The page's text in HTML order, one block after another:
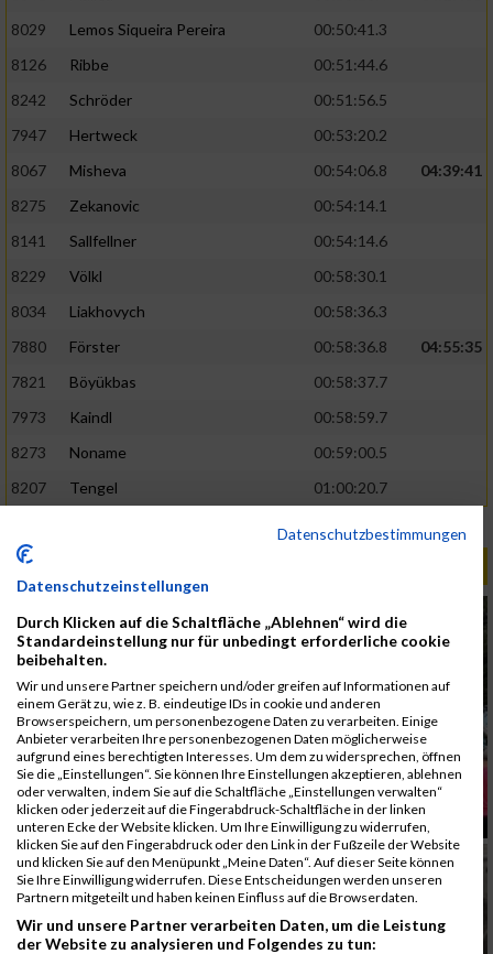
8029
Lemos Siqueira Pereira
00:50:41.3
8126
Ribbe
00:51:44.6
8242
Schröder
00:51:56.5
7947
Hertweck
00:53:20.2
8067
Misheva 00:54:06.8
04:39:41
8275
Zekanovic
00:54:14.1
8141
Sallfellner
00:54:14.6
8229
Völkl
00:58:30.1
8034
Liakhovych
00:58:36.3
7880
Förster 00:58:36.8
04:55:35
7821
Böyükbas
00:58:37.7
7973
Kaindl
00:58:59.7
8273
Noname
00:59:00.5
8207
Tengel
01:00:20.7
ALBUM B2RUN MÜNCHEN / 15.07.2026
Datenschutzbestimmungen
Datenschutzeinstellungen
Durch Klicken auf die Schaltfläche „Ablehnen“ wird die
Standardeinstellung nur für unbedingt erforderliche cookie
beibehalten.
Wir und unsere Partner speichern und/oder greifen auf Informationen auf
einem Gerät zu, wie z. B. eindeutige IDs in cookie und anderen
Browserspeichern, um personenbezogene Daten zu verarbeiten. Einige
Anbieter verarbeiten Ihre personenbezogenen Daten möglicherweise
aufgrund eines berechtigten Interesses. Um dem zu widersprechen, öffnen
Sie die „Einstellungen“. Sie können Ihre Einstellungen akzeptieren, ablehnen
oder verwalten, indem Sie auf die Schaltfläche „Einstellungen verwalten“
klicken oder jederzeit auf die Fingerabdruck-Schaltfläche in der linken
unteren Ecke der Website klicken. Um Ihre Einwilligung zu widerrufen,
klicken Sie auf den Fingerabdruck oder den Link in der Fußzeile der Website
und klicken Sie auf den Menüpunkt „Meine Daten“. Auf dieser Seite können
Sie Ihre Einwilligung widerrufen. Diese Entscheidungen werden unseren
Partnern mitgeteilt und haben keinen Einfluss auf die Browserdaten.
Wir und unsere Partner verarbeiten Daten, um die Leistung
der Website zu analysieren und Folgendes zu tun: